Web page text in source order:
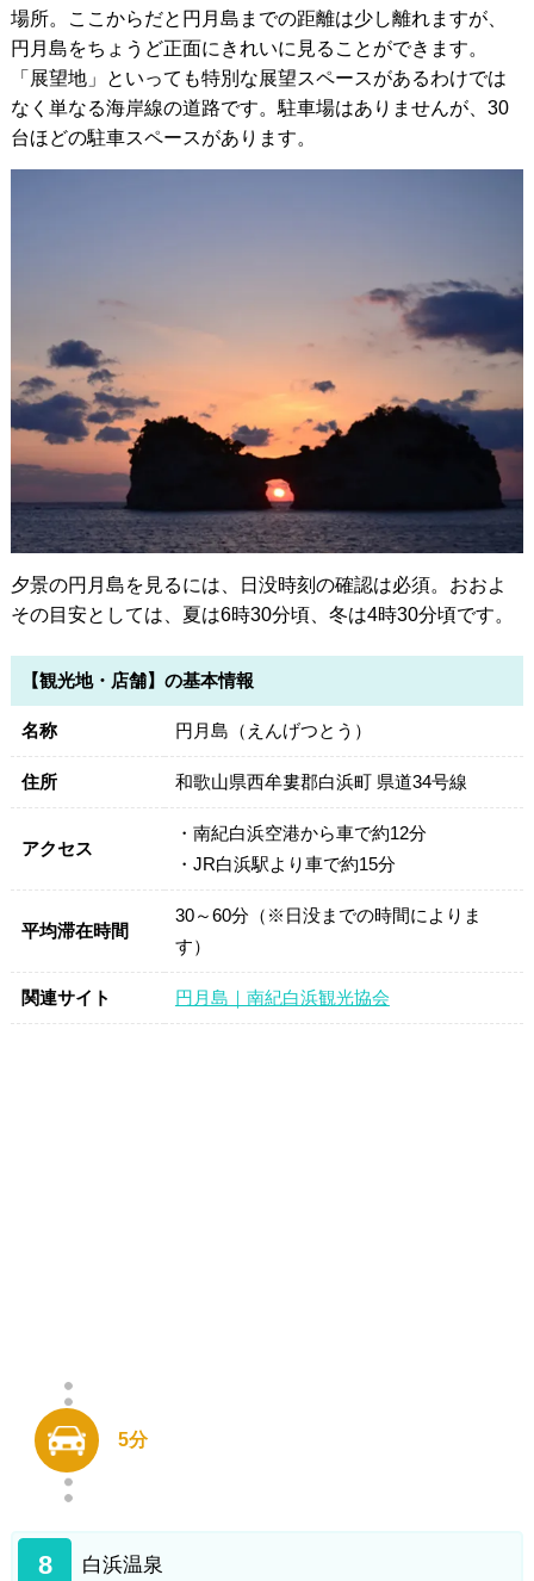
場所。ここからだと円月島までの距離は少し離れますが、
円月島をちょうど正面にきれいに見ることができます。
「展望地」といっても特別な展望スペースがあるわけでは
なく単なる海岸線の道路です。駐車場はありませんが、30
台ほどの駐車スペースがあります。
夕景の円月島を見るには、日没時刻の確認は必須。おおよ
その目安としては、夏は6時30分頃、冬は4時30分頃です。
【観光地・店舗】の基本情報
名称 円月島（えんげつとう）
住所 和歌山県西牟婁郡白浜町 県道34号線
アクセス
・南紀白浜空港から車で約12分
・JR白浜駅より車で約15分
平均滞在時間
30～60分（※日没までの時間によりま
す）
関連サイト 円月島｜南紀白浜観光協会
5分
8 白浜温泉